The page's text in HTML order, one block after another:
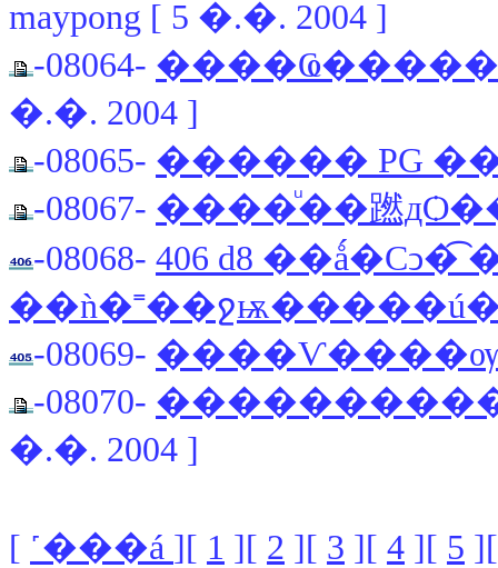
maypong [ 5 �.�. 2004 ]
-08064-
�.�. 2004 ]
-08065- ������ PG
-08067- ����ͧ��蹨
-08068- 406 d8
-08069-
-08070-
�.�. 2004 ]
[ ˹���á ][ 1 ][ 2 ][ 3 ][ 4 ][ 5